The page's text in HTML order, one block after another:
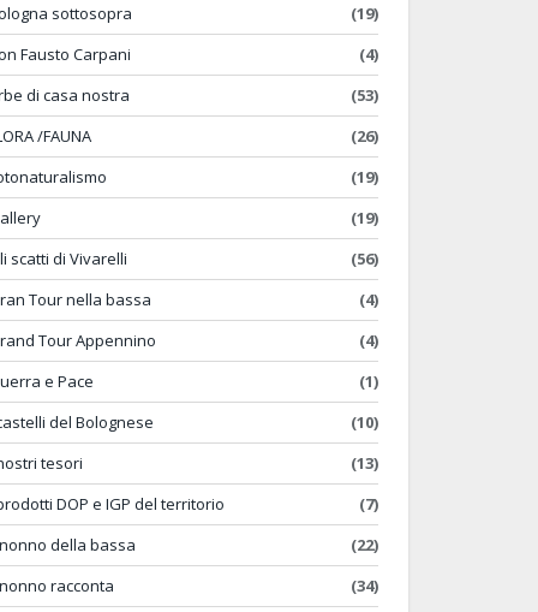
sottosopra
(19)
Fausto Carpani
(4)
di casa nostra
(53)
/FAUNA
(26)
(19)
(19)
scatti di Vivarelli
(56)
Tour nella bassa
(4)
Tour Appennino
(4)
e Pace
(1)
del Bolognese
(10)
tesori
(13)
DOP e IGP del territorio
(7)
della bassa
(22)
racconta
(34)